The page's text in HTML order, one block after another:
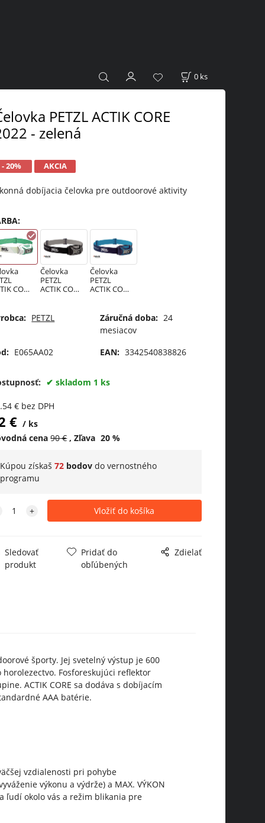
0 ks
PETZL ACTIK CORE
- zelená
- 20% AKCIA
dobíjacia čelovka pre outdoorové aktivity
:
CORE
Čelovka
PETZL
ACTIK CORE
Čelovka
PETZL
ACTIK CORE
PETZL Záručná doba: 24
mesiacov
E065AA02 EAN: 3342540838826
skladom 1 ks
€ bez DPH
€
ks
cena 90€ Zľava 20 %
Kúpou získaš72 bodov dovernostného
programu
Sledovať
produkt
Pridať do
obľúbených
Zdielať
športy. Jej svetelný výstup je 600
Fosforeskujúci reflektor
ACTIK CORE sa dodáva s dobíjacím
AAA batérie.
vzdialenosti pri pohybe
výkonu a výdrže) a MAX. VÝKON
ľudí okolo vás a režim blikania pre